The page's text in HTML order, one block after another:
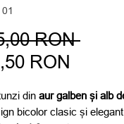
RON Preț
RON
din aur galben și alb
bicolor clasic și